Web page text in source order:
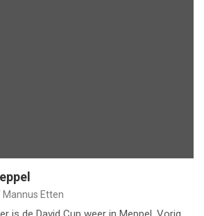
Mannus Etten